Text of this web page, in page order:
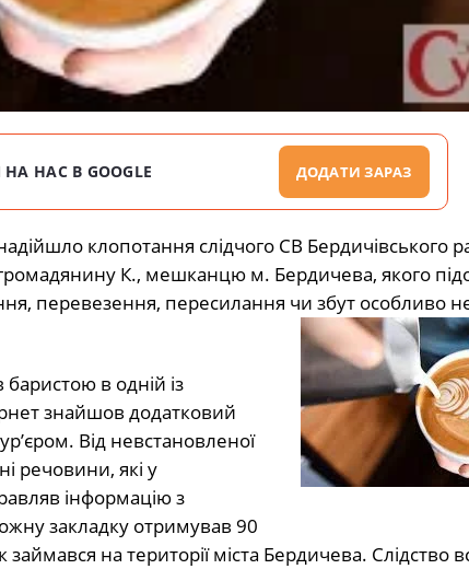
НАС В GOOGLE ДОДАТИ ЗАРАЗ
клопотання слідчого СВ Бердичівського
К., мешканцю м. Бердичева, якого
перевезення, пересилання чи збут особливо
в одній із
знайшов додатковий
Від невстановленої
речовини, які у
інформацію з
закладку отримував 90
на території міста Бердичева. Слідство